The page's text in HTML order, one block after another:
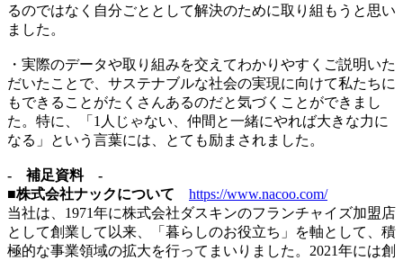
るのではなく自分ごととして解決のために取り組もうと思い
ました。
・実際のデータや取り組みを交えてわかりやすくご説明いた
だいたことで、サステナブルな社会の実現に向けて私たちに
もできることがたくさんあるのだと気づくことができまし
た。特に、「1人じゃない、仲間と一緒にやれば大きな力に
なる」という言葉には、とても励まされました。
- 補足資料 -
■株式会社ナックについて
https://www.nacoo.com/
当社は、1971年に株式会社ダスキンのフランチャイズ加盟店
として創業して以来、「暮らしのお役立ち」を軸として、積
極的な事業領域の拡大を行ってまいりました。2021年には創